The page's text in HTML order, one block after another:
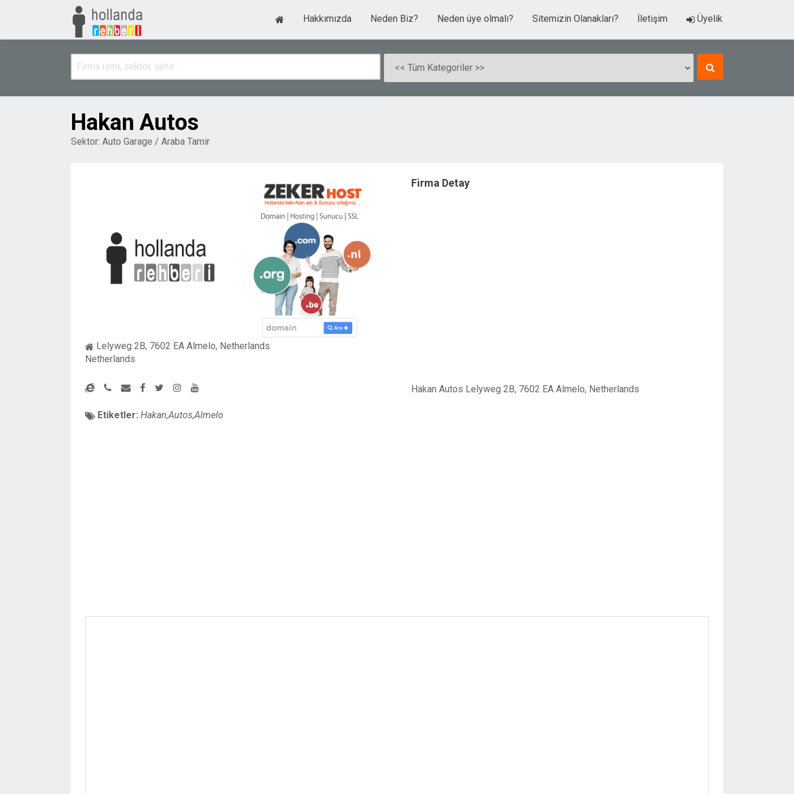
Hakkımızda Neden Biz? Neden üye olmalı? Sitemizin Olanakları? İletişim Üyelik
Hakan Autos
Sektor: Auto Garage / Araba Tamir
Lelyweg 2B, 7602 EA Almelo, Netherlands
Netherlands
Etiketler: Hakan,Autos,Almelo
Firma Detay
Hakan Autos Lelyweg 2B, 7602 EA Almelo, Netherlands